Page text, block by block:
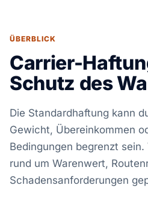
ÜBERBLICK
Carrier-
Schutz des
Die Standardhaftung kann
Gewicht, Übereinkommen
Bedingungen begrenzt
rund um Warenwert,
Schadensanforderungen